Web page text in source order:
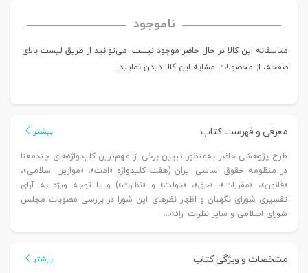
ناموجود
متاسفانه این کالا در حال حاضر موجود نیست. می‌توانید از طریق لیست بالای
صفحه، از محصولات مشابه این کالا دیدن نمایید.
معرفی و فهرست کتاب بیشتر
طرح پژوهشی حاضر به‌منظور تبیین برخی از مهم‌ترین کلیدواژه‌های چندمعنا
در منظومه حقوق اساسی ایران (هفت کلیدواژه «امت»، «موازین اسلامی»،
«قانون»، «مقررات»، «حق»، «دولت» و «نظارت») و با توجه ویژه به آرای
تفسیری شورای نگهبان و اظهار نظرهای این شورا در بررسی مصوبات مجلس
شورای اسلامی و سایر نظرات ارائه...
مشخصات و ویژگی کتاب بیشتر